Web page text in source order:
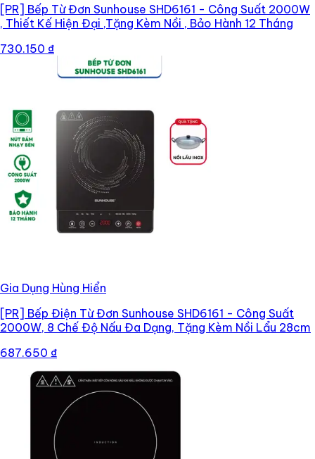
[PR] Bếp Từ Đơn Sunhouse SHD6161 - Công Suất 2000W
, Thiết Kế Hiện Đại ,Tặng Kèm Nồi , Bảo Hành 12 Tháng
730.150 ₫
Gia Dụng Hùng Hiển
[PR] Bếp Điện Từ Đơn Sunhouse SHD6161 - Công Suất
2000W, 8 Chế Độ Nấu Đa Dạng, Tặng Kèm Nồi Lẩu 28cm
687.650 ₫